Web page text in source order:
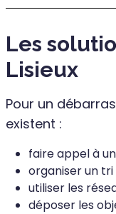
Les
Lisieux
Pour un
existent :
faire appel à
organiser un
utiliser les
déposer les